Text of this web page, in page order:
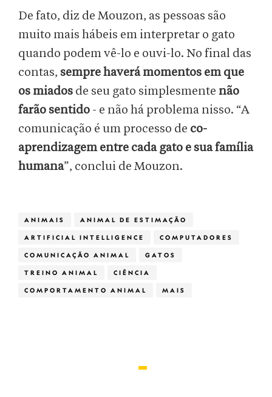
De fato, diz de Mouzon, as pessoas são
muito mais hábeis em interpretar o gato
quando podem vê-lo e ouvi-lo. No final das
contas, sempre haverá momentos em que
os miados de seu gato simplesmente não
farão sentido - e não há problema nisso. “A
comunicação é um processo de co-
aprendizagem entre cada gato e sua família
humana”, conclui de Mouzon.
ANIMAIS ANIMAL DE ESTIMAÇÃO
ARTIFICIAL INTELLIGENCE COMPUTADORES
COMUNICAÇÃO ANIMAL GATOS
TREINO ANIMAL CIÊNCIA
COMPORTAMENTO ANIMAL MAIS